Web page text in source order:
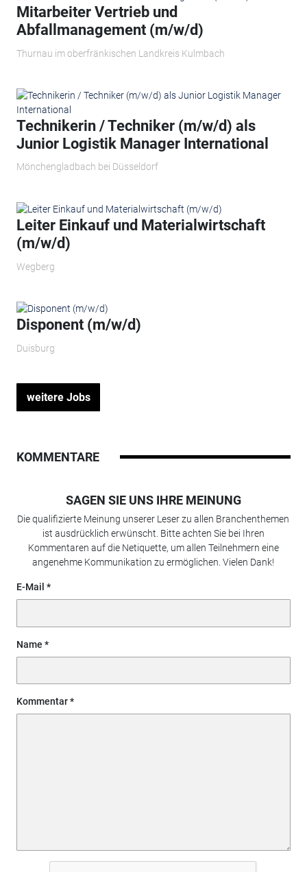
Mitarbeiter Vertrieb und
Abfallmanagement (m/w/d)
Thurnau im oberfränkischen Landkreis Kulmbach
Technikerin / Techniker (m/w/d) als
Junior Logistik Manager International
Mönchengladbach bei Düsseldorf
Leiter Einkauf und Materialwirtschaft
(m/w/d)
Wegberg
Disponent (m/w/d)
Duisburg
weitere Jobs
KOMMENTARE
SAGEN SIE UNS IHRE MEINUNG
Die qualifizierte Meinung unserer Leser zu allen Branchenthemen
ist ausdrücklich erwünscht. Bitte achten Sie bei Ihren
Kommentaren auf die Netiquette, um allen Teilnehmern eine
angenehme Kommunikation zu ermöglichen. Vielen Dank!
E-Mail
Name
Kommentar